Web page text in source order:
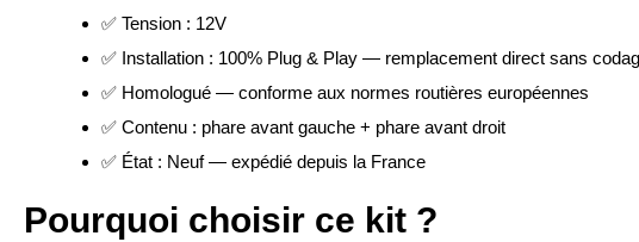
✅ Tension : 12V
✅ Installation : 100% Plug & Play — remplacement direct sans
✅ Homologué — conforme aux normes routières européennes
✅ Contenu : phare avant gauche + phare avant droit
✅ État : Neuf — expédié depuis la France
Pourquoi choisir ce kit ?